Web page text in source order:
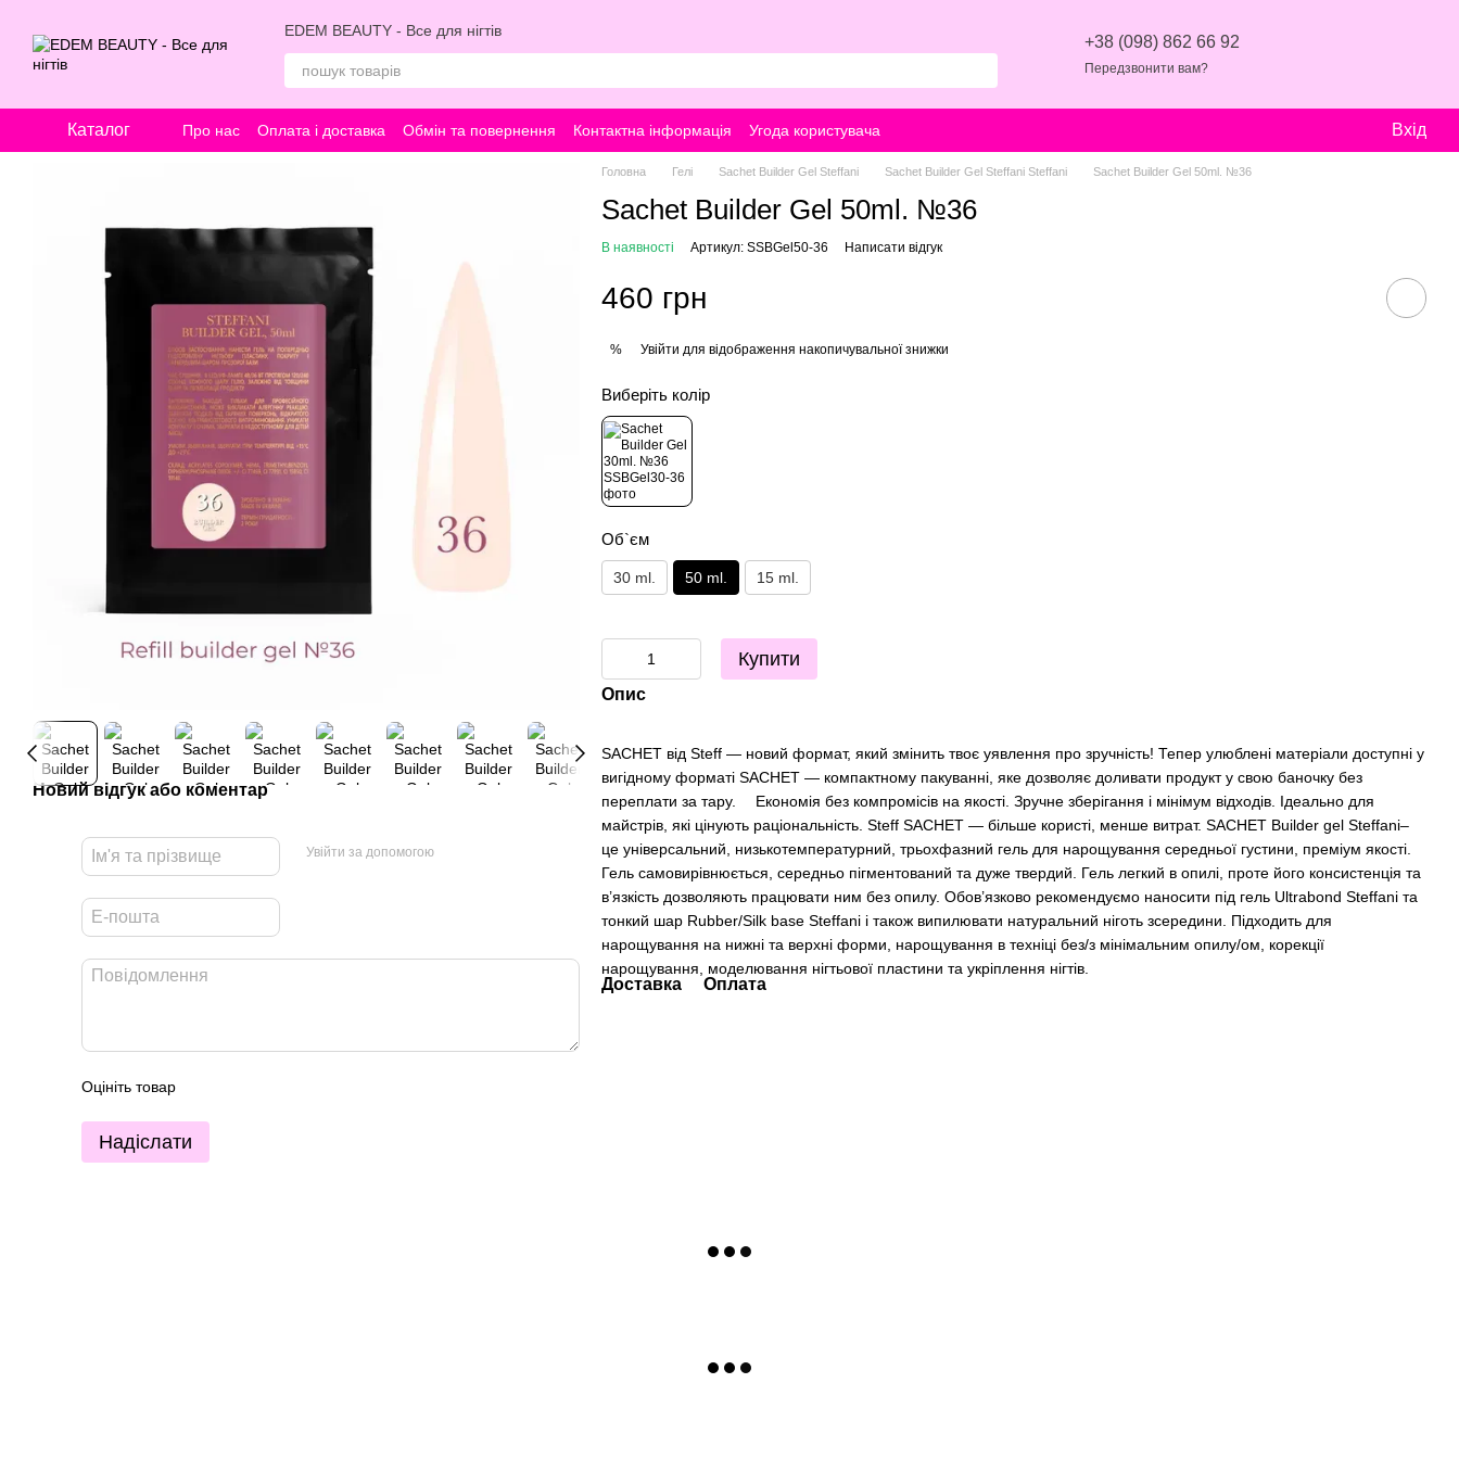
EDEM BEAUTY - Все для нігтів
+38 (098) 862 66 92
Передзвонити вам?
Каталог Про нас Оплата і доставка Обмін та повернення Контактна інформація Угода користувача Вхід
Новий відгук або коментар
Увійти за допомогою
Оцініть товар
Надіслати
Головна Гелі Sachet Builder Gel Steffani Sachet Builder Gel Steffani Steffani Sachet Builder Gel 50ml. №36
Sachet Builder Gel 50ml. №36
В наявності Артикул: SSBGel50-36 Написати відгук
460 грн
% Увійти для відображення накопичувальної знижки
Виберіть колір
Об`єм
30 ml. 50 ml. 15 ml.
Купити
Опис
SACHET від Steff — новий формат, який змінить твоє уявлення про зручність! Тепер улюблені матеріали доступні у
вигідному форматі SACHET — компактному пакуванні, яке дозволяє доливати продукт у свою баночку без
переплати за тару. ⠀ Економія без компромісів на якості. Зручне зберігання і мінімум відходів. Ідеально для
майстрів, які цінують раціональність. Steff SACHET — більше користі, менше витрат. SACHET Builder gel Steffani–
це універсальний, низькотемпературний, трьохфазний гель для нарощування середньої густини, преміум якості.
Гель самовирівнюється, середньо пігментований та дуже твердий. Гель легкий в опилі, проте його консистенція та
в’язкість дозволяють працювати ним без опилу. Обов’язково рекомендуємо наносити під гель Ultrabond Steffani та
тонкий шар Rubber/Silk base Steffani і також випилювати натуральний ніготь зсередини. Підходить для
нарощування на нижні та верхні форми, нарощування в техніці без/з мінімальним опилу/ом, корекції
нарощування, моделювання нігтьової пластини та укріплення нігтів.
Доставка Оплата